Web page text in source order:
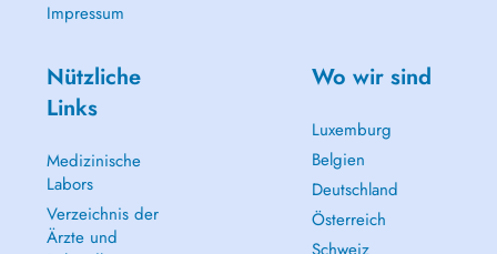
Impressum
Nützliche
Links
Medizinische
Labors
Verzeichnis der
Ärzte und
Wo wir sind
Luxemburg
Belgien
Deutschland
Österreich